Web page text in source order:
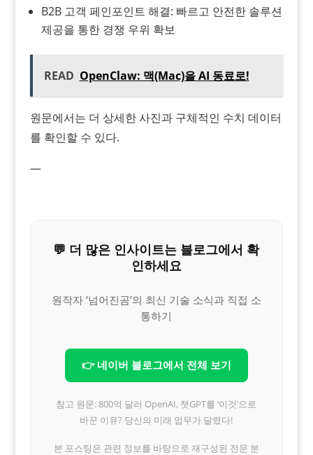
B2B 고객 페인포인트 해결: 빠르고 안전한 솔루션
제공을 통한 경쟁 우위 확보
READ OpenClaw: 맥(Mac)을 AI 동료로!
원문에서는 더 상세한 사진과 구체적인 수치 데이터
를 확인할 수 있다.
—
💬 더 많은 인사이트는 블로그에서 확
인하세요
원작자 ‘넘어진곰’의 최신 기술 소식과 직접 소
통하기
👉 네이버 블로그에서 전체 보기
참고 원문: 800억 달러 OpenAI, 챗GPT를 ‘이것’으로
바꾼 이유? 당신의 미래 업무가 달렸다!
본 포스팅은 관련 정보를 바탕으로 재구성된 전문 분